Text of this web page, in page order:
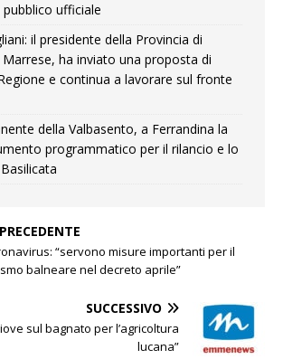
ufficiale
il presidente della Provincia di
ha inviato una proposta di
e continua a lavorare sul fronte
della Valbasento, a Ferrandina la
programmatico per il rilancio e lo
PRECEDENTE
“servono misure importanti per il
balneare nel decreto aprile”
SUCCESSIVO
sul bagnato per l’agricoltura
lucana”